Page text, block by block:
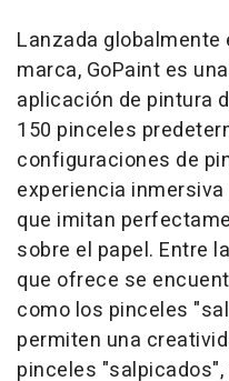
Lanzada
marca, GoPaint es
aplicación de pintura
150 pinceles
configuraciones de
experiencia
que imitan
sobre el papel. Entre
que ofrece se
como los pinceles
permiten una
pinceles